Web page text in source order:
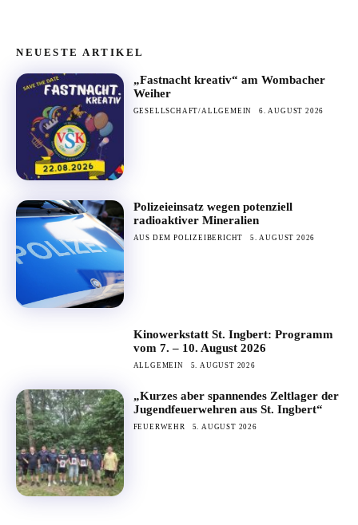
NEUESTE ARTIKEL
„Fastnacht kreativ“ am Wombacher
Weiher
GESELLSCHAFT/ALLGEMEIN 6. AUGUST 2026
Polizeieinsatz wegen potenziell
radioaktiver Mineralien
AUS DEM POLIZEIBERICHT 5. AUGUST 2026
Kinowerkstatt St. Ingbert: Programm
vom 7. – 10. August 2026
ALLGEMEIN 5. AUGUST 2026
„Kurzes aber spannendes Zeltlager der
Jugendfeuerwehren aus St. Ingbert“
FEUERWEHR 5. AUGUST 2026